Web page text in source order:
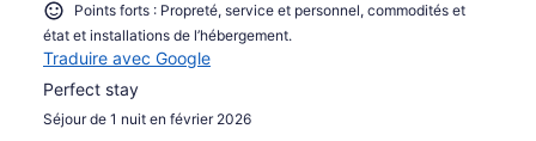
Points forts : Propreté, service et personnel, commodités et
état et installations de l’hébergement.
Traduire avec Google
Perfect stay
Séjour de 1 nuit en février 2026